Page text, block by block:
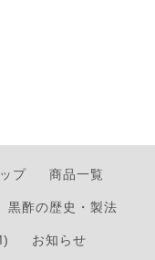
プ 商品一覧
黒酢の歴史・製法
お知らせ